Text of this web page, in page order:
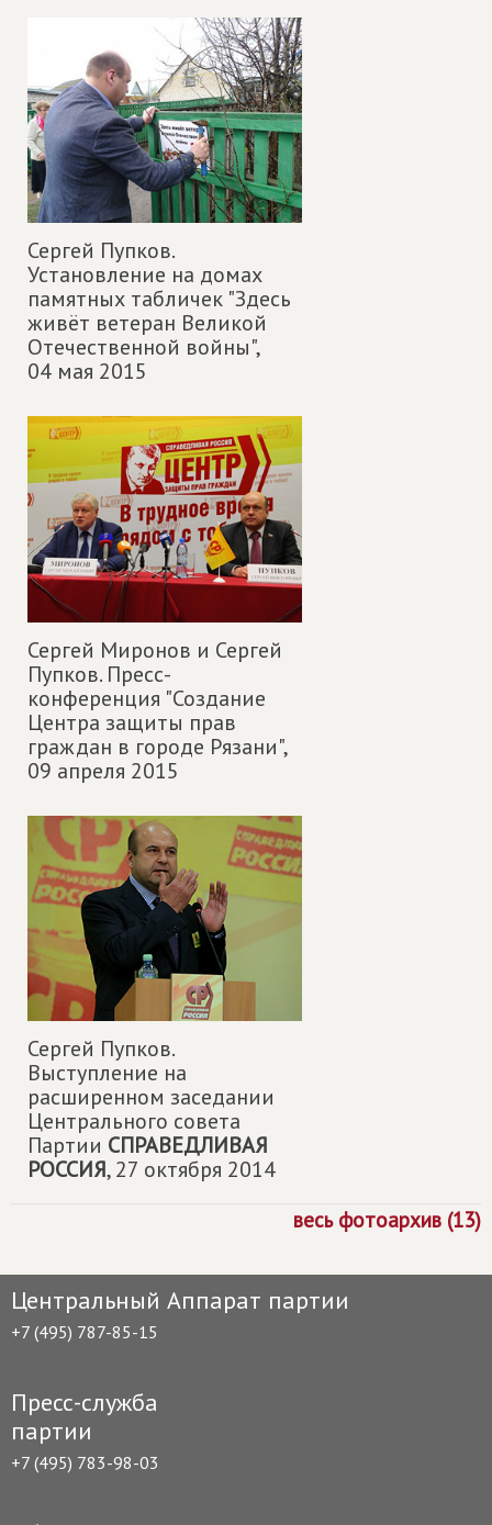
Сергей Пупков.
Установление на домах
памятных табличек "Здесь
живёт ветеран Великой
Отечественной войны",
04 мая 2015
Сергей Миронов и Сергей
Пупков. Пресс-
конференция "Создание
Центра защиты прав
граждан в городе Рязани",
09 апреля 2015
Сергей Пупков.
Выступление на
расширенном заседании
Центрального совета
Партии СПРАВЕДЛИВАЯ
РОССИЯ,27 октября 2014
весь фотоархив (13)
Центральный Аппарат партии
+7 (495) 787-85-15
Пресс-служба
партии
+7 (495) 783-98-03